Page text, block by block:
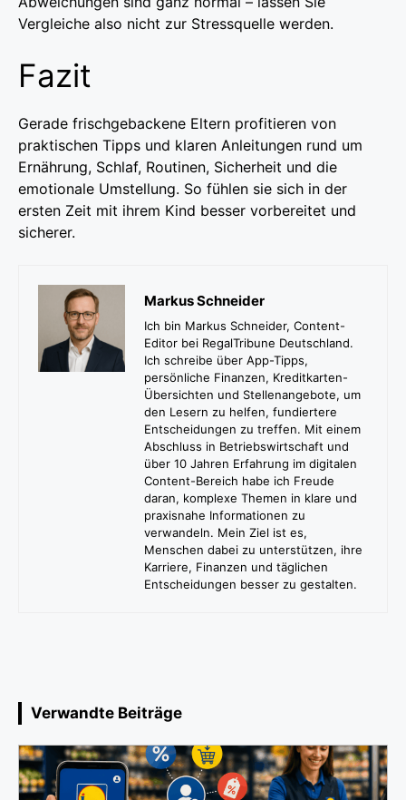
Vergleiche also nicht zur Stressquelle werden.
Fazit
Gerade frischgebackene Eltern profitieren von
praktischen Tipps und klaren Anleitungen rund um
Ernährung, Schlaf, Routinen, Sicherheit und die
emotionale Umstellung. So fühlen sie sich in der
ersten Zeit mit ihrem Kind besser vorbereitet und
sicherer.
Markus Schneider
Ich bin Markus Schneider, Content-
Editor bei RegalTribune Deutschland.
Ich schreibe über App-Tipps,
persönliche Finanzen, Kreditkarten-
Übersichten und Stellenangebote, um
den Lesern zu helfen, fundiertere
Entscheidungen zu treffen. Mit einem
Abschluss in Betriebswirtschaft und
über 10 Jahren Erfahrung im digitalen
Content-Bereich habe ich Freude
daran, komplexe Themen in klare und
praxisnahe Informationen zu
verwandeln. Mein Ziel ist es,
Menschen dabei zu unterstützen, ihre
Karriere, Finanzen und täglichen
Entscheidungen besser zu gestalten.
Verwandte Beiträge